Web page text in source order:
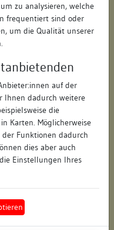
zu analysieren, welche
frequentiert sind oder
um die Qualität unserer
auf der
Ihnen dadurch weitere
die
Karten. Möglicherweise
Funktionen dadurch
dies aber auch
Einstellungen Ihres
(Landkreis)
keine